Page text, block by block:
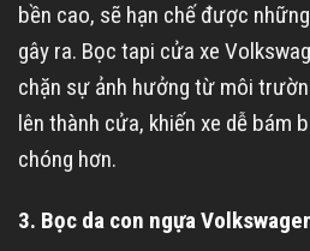
bền cao, sẽ hạn chế được
gây ra. Bọc tapi cửa xe
chặn sự ảnh hưởng từ môi
lên thành cửa, khiến xe dễ bám
chóng hơn.
3. Bọc da con ngựa